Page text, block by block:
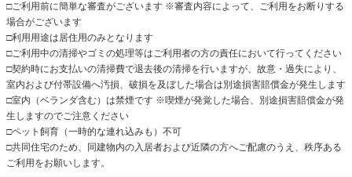
□ご利用前に簡単な審査がございます ※審査内容によって、ご利用をお断りする
場合がございます
□利用用途は居住用のみとなります
□ご利用中の清掃やゴミの処理等はご利用者の方の責任において行ってください
□契約時にお支払いの清掃費で退去後の清掃を行いますが、故意・過失により、
室内および付帯設備へ汚損、破損を及ぼした場合は別途損害賠償金が発生します
□室内（ベランダ含む）は禁煙です ※喫煙が発覚した場合、別途損害賠償金が発
生しますのでご注意ください
□ペット飼育（一時的な連れ込みも）不可
□共同住宅のため、同建物内の入居者および近隣の方へご配慮のうえ、秩序ある
ご利用をお願いします。